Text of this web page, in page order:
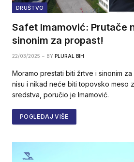
DRUŠTVO
Safet Imamović: Prutače
sinonim za propast!
22/03/2025 BY PLURAL BIH
Moramo prestati biti žrtve i sinonim
nisu i nikad neće biti topovsko meso
sredstva, poručio je Imamović.
POGLEDAJ VIŠE